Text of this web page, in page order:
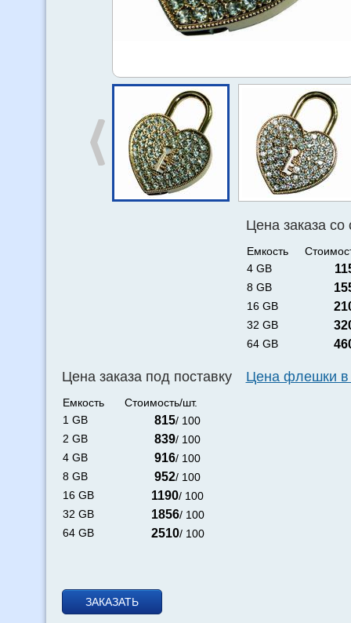
Цена заказа под поставку
Емкость
Стоимость/шт.
1 GB
815/ 100
2 GB
839/ 100
4 GB
916/ 100
8 GB
952/ 100
16 GB
1190/ 100
32 GB
1856/ 100
64 GB
2510/ 100
Цена заказа со
Емкость
4 GB
8 GB
16 GB
32 GB
64 GB
Цена флешки в
ЗАКАЗАТЬ